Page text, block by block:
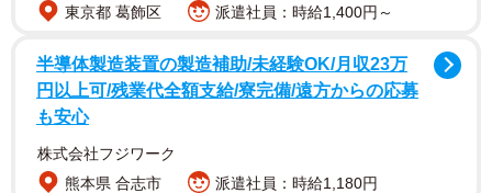
て行き、そのまま行方知れずに。
元々、長明くんは住宅街の野良猫。去勢をされ地域猫とし
てボランティアさんたちにお世話をされていました。
「もしかすると、元の場所に戻ったのかもしれない」
東京都 葛飾区
派遣社員：時給1,400円～
半導体製造装置の製造補助/未経験OK/月収23万
円以上可/残業代全額支給/寮完備/遠方からの応募
も安心
株式会社フジワーク
熊本県 合志市
派遣社員：時給1,180円